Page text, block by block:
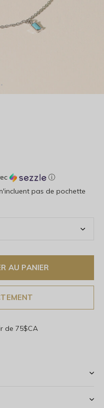
ⓘ
pas de pochette
AU PANIER
de 75$CA